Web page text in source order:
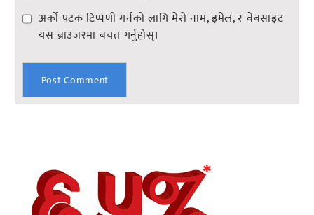
अर्को पटक टिप्पणी गर्नको लागि मेरो नाम, इमेल, र वेबसाइट
यस ब्राउजरमा बचत गर्नुहोस्।